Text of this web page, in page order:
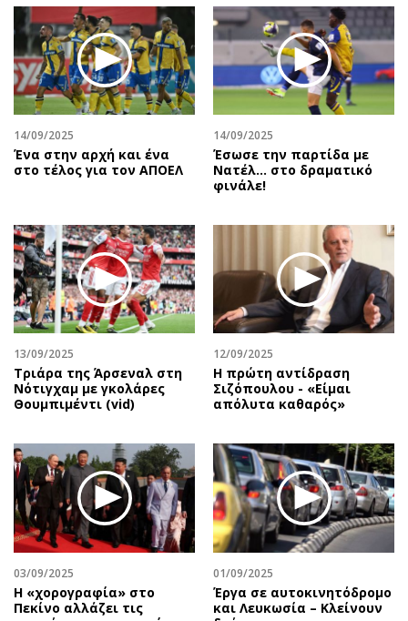
Εικαστικά
Βιβλίο
Χειρόγραφα
Προσφορές
Προσωπικότητες στην ''Κ''
Επιστολές
14/09/2025
Ένα στην αρχή και ένα
στο τέλος για τον ΑΠΟΕΛ
14/09/2025
Έσωσε την παρτίδα με
Νατέλ… στο δραματικό
φινάλε!
13/09/2025
Τριάρα της Άρσεναλ στη
Νότιγχαμ με γκολάρες
Θουμπιμέντι (vid)
12/09/2025
Η πρώτη αντίδραση
Σιζόπουλoυ - «Είμαι
απόλυτα καθαρός»
03/09/2025
Η «χορογραφία» στο
Πεκίνο αλλάζει τις
01/09/2025
Έργα σε αυτοκινητόδρομο
και Λευκωσία – Κλείνουν